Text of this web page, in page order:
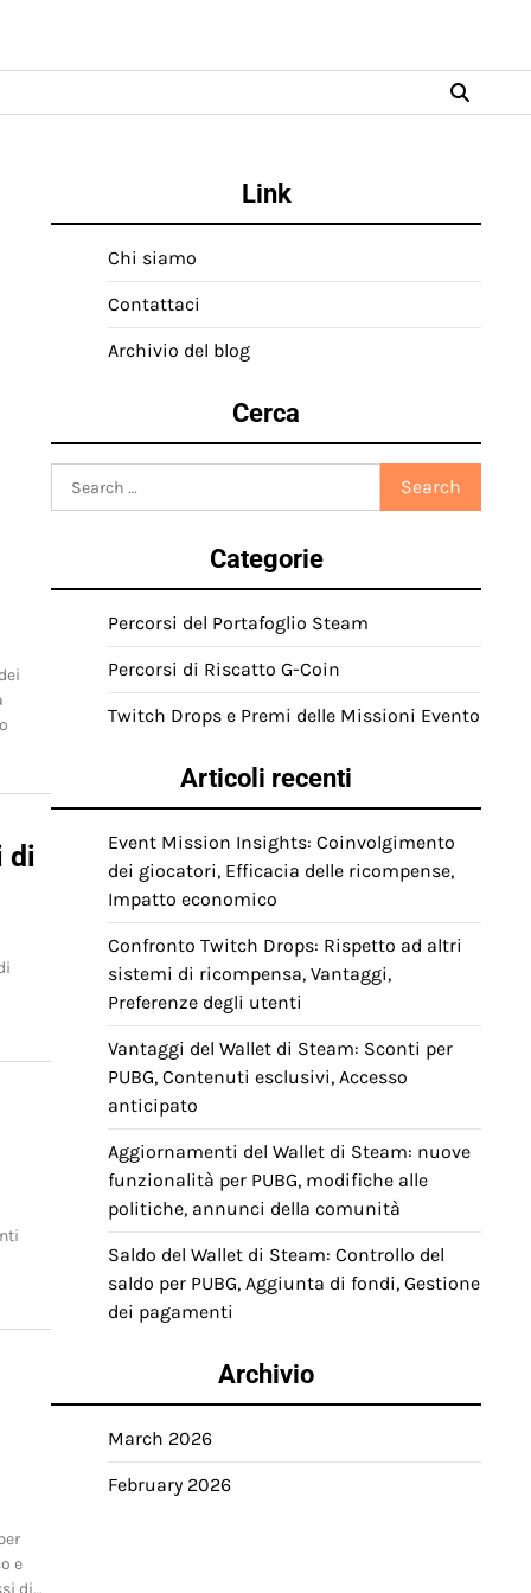
di
e
di…
Link
Chi siamo
Contattaci
Archivio del blog
Cerca
for:
Categorie
Percorsi del Portafoglio Steam
Percorsi di Riscatto G-Coin
Twitch Drops e Premi delle Missioni Evento
Articoli recenti
Event Mission Insights: Coinvolgimento
dei giocatori, Efficacia delle ricompense,
Impatto economico
Confronto Twitch Drops: Rispetto ad altri
sistemi di ricompensa, Vantaggi,
Preferenze degli utenti
Vantaggi del Wallet di Steam: Sconti per
PUBG, Contenuti esclusivi, Accesso
anticipato
Aggiornamenti del Wallet di Steam: nuove
funzionalità per PUBG, modifiche alle
politiche, annunci della comunità
Saldo del Wallet di Steam: Controllo del
saldo per PUBG, Aggiunta di fondi, Gestione
dei pagamenti
Archivio
March 2026
February 2026